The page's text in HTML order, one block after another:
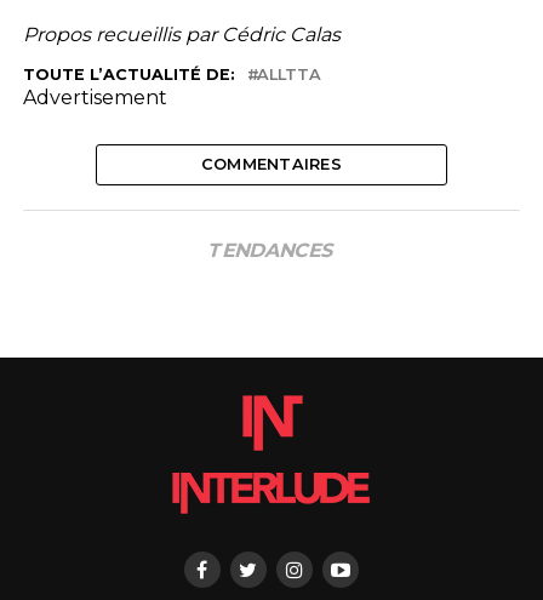
Propos recueillis par Cédric Calas
TOUTE L’ACTUALITÉ DE: ALLTTA
Advertisement
COMMENTAIRES
TENDANCES